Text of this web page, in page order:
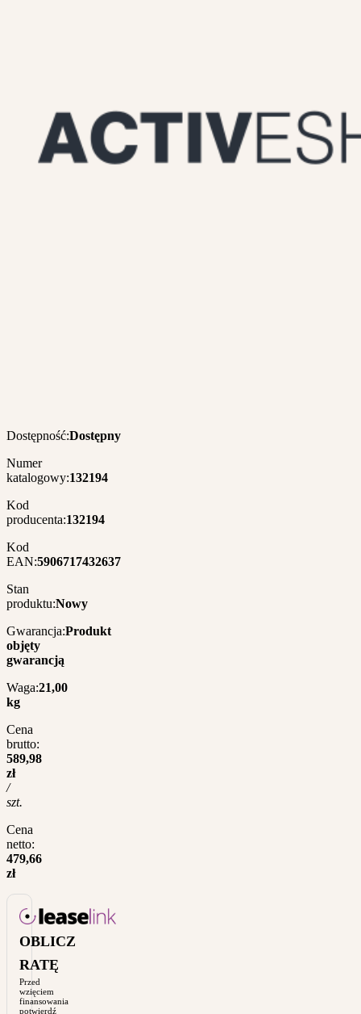
Dostępność:Dostępny
Numer
katalogowy:132194
Kod
producenta:132194
Kod
EAN:5906717432637
Stan
produktu:Nowy
Gwarancja:Produkt
objęty
gwarancją
Waga:21,00
kg
Cena
brutto:
589,98
zł
/
szt.
Cena
netto:
479,66
zł
OBLICZ
RATĘ
Przed
wzięciem
finansowania
potwierdź